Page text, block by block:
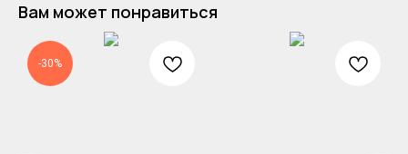
Вам может понравиться
-30%